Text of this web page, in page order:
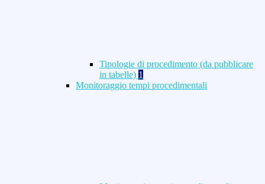
Tipologie di procedimento (da pubblicare
in tabelle) 1
Monitoraggio tempi procedimentali